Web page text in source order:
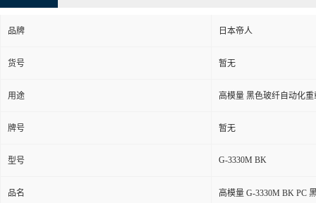
品牌 日本帝人
货号 暂无
用途 高模量 黑色玻纤自动化
牌号 暂无
型号 G-3330M BK
品名 高模量 G-3330M BK PC